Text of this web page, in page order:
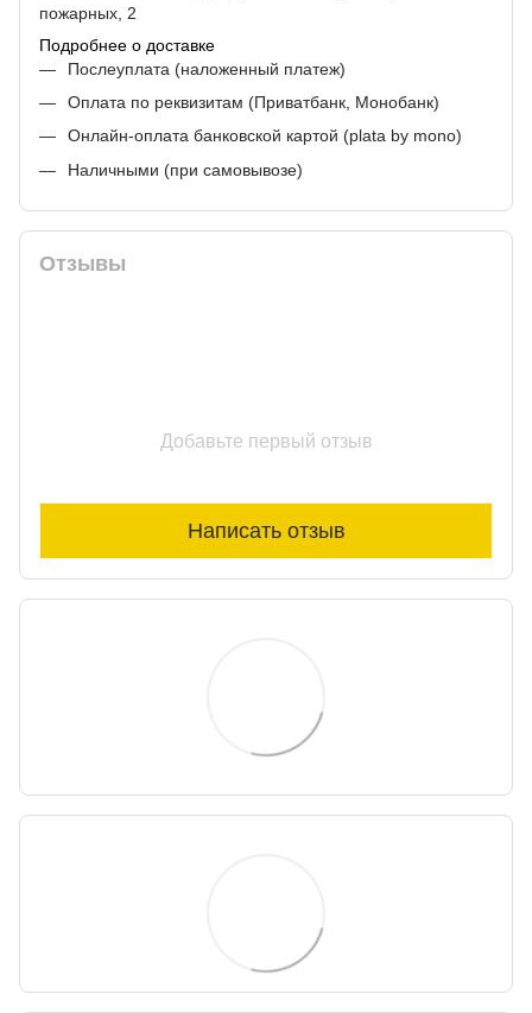
пожарных, 2
Подробнее о доставке
Послеуплата (наложенный платеж)
Оплата по реквизитам (Приватбанк, Монобанк)
Онлайн-оплата банковской картой (plata by mono)
Наличными (при самовывозе)
Отзывы
Добавьте первый отзыв
Написать отзыв